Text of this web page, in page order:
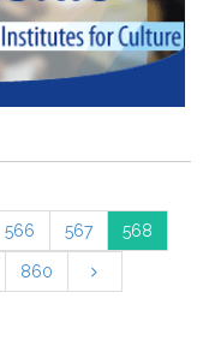
566 567 568
860